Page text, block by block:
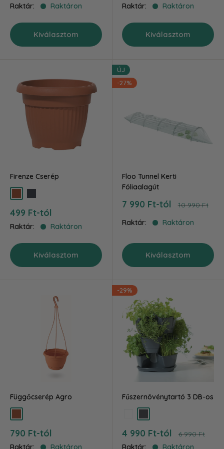
Raktár:
Raktáron
Kiválasztom
Raktár:
Raktáron
Kiválasztom
Firenze Cserép
Akciós
ár
499 Ft-tól
Raktár: Raktáron
Kiválasztom
ÚJ
-27%
Floo Tunnel Kerti
Fóliaalagút
Akciós
7 990 Ft-tól Ár
10 990 Ft
Raktár:
Raktáron
Kiválasztom
Függőcserép Agro
Akciós
ár
790 Ft-tól
Raktár: Raktáron
-29%
Fűszernövénytartó 3 DB-os
Akciós
ár
4 990 Ft-tól Ár
6 990 Ft
Raktár:
Raktáron